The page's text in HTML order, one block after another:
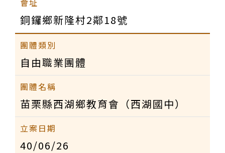
銅鑼鄉新隆村2鄰18號
自由職業團體
苗栗縣西湖鄉教育會（西湖國中）
40/06/26